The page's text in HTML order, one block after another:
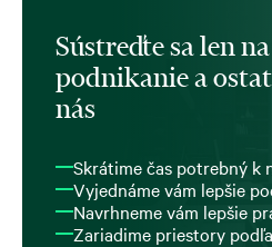
Sústreďte sa len
podnikanie a
nás
Skrátime čas potrebný k
Vyjednáme vám lepšie
Navrhneme vám lepšie
Zariadime priestory